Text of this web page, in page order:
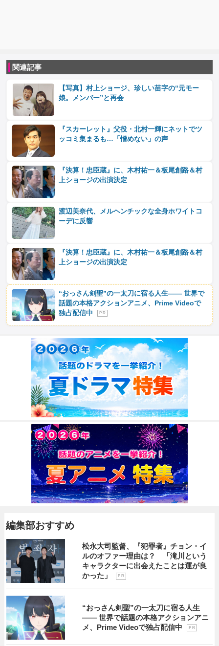
関連記事
【写真】村上ショージ、珍しい苗字の“元モー
娘。メンバー”と再会
『スカーレット』父役・北村一輝にネットでツ
ッコミ集まるも…「憎めない」の声
『決算！忠臣蔵』に、木村祐一＆板尾創路＆村
上ショージの出演決定
渡辺美奈代、メルヘンチックな全身ホワイトコ
ーデに反響
『決算！忠臣蔵』に、木村祐一＆板尾創路＆村
上ショージの出演決定
“おっさん剣聖”の一太刀に宿る人生―― 世界で
話題の本格アクションアニメ、Prime Videoで
独占配信中
P R
編集部おすすめ
松永大司監督、『犯罪者』チョン・イ
ルのオファー理由は？ 「滝川という
キャラクターに出会えたことは運が良
かった」
P R
“おっさん剣聖”の一太刀に宿る人生
―― 世界で話題の本格アクションアニ
メ、Prime Videoで独占配信中
P R